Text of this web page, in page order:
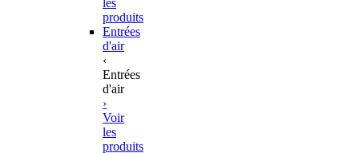
produits
Entrées
d'air
‹
Entrées
d'air
›
Voir
les
produits